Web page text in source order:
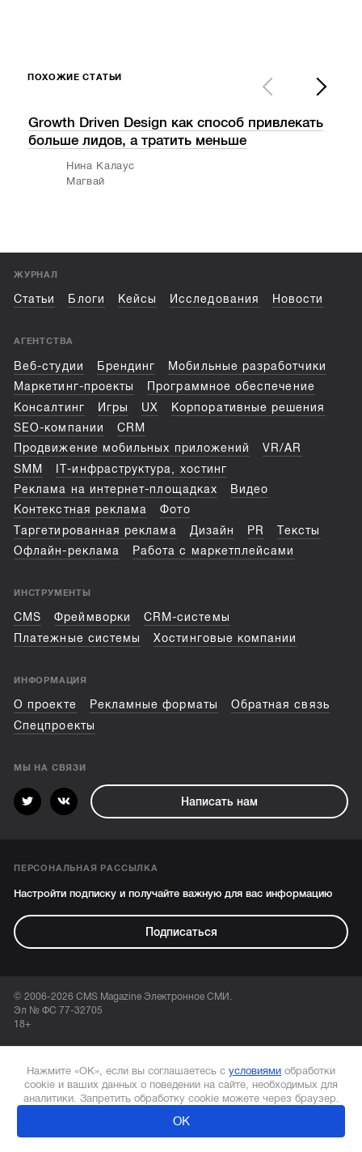
ПОХОЖИЕ СТАТЬИ
Growth Driven Design как способ привлекать
больше лидов, а тратить меньше
Нина Калаус
Магвай
ЖУРНАЛ
Статьи Блоги Кейсы Исследования Новости
АГЕНТСТВА
Веб-студии Брендинг
Мобильные разработчики
Маркетинг-проекты
Программное обеспечение
Консалтинг
Игры UX
Корпоративные решения
SEO-компании
CRM
Продвижение мобильных приложений
VR/AR
SMM
IT-инфраструктура, хостинг
Реклама на интернет-площадках
Видео
Контекстная реклама
Фото
Таргетированная реклама
Дизайн PR
Тексты
Офлайн-реклама
Работа с маркетплейсами
ИНСТРУМЕНТЫ
CMS Фреймворки
CRM-системы
Платежные системы
Хостинговые компании
ИНФОРМАЦИЯ
О проекте Рекламные форматы
Обратная связь
Спецпроекты
МЫ НА СВЯЗИ
Написать нам
ПЕРСОНАЛЬНАЯ РАССЫЛКА
Настройти подписку и получайте важную для вас информацию
Подписаться
© 2006-2026 CMS Magazine Электронное СМИ.
Эл № ФС 77-32705
18+
Нажмите «ОК», если вы соглашаетесь с условиями обработки
cookie и ваших данных о поведении на сайте, необходимых для
аналитики. Запретить обработку cookie можете через браузер.
ОК